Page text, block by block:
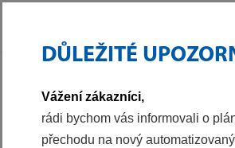
OCHRANA OSOBNÍCH
DŮLEŽITÉ
Vážení zákazníci,
rádi bychom vás informovali o
přechodu na nový